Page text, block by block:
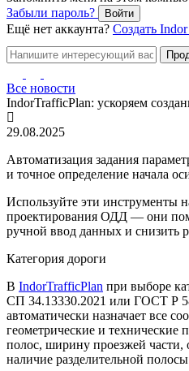
Забыли пароль?
Войти
Ещё нет аккаунта? Создать
Все новости
IndorTrafficPlan: ускоряем
29.08.2025
Автоматизация задания
и точное определение начала
Используйте эти инструменты
проектирования ОДД — они
ручной ввод данных и снизить
Категория дороги
В IndorTrafficPlan при выборе
СП 34.13330.2021 или ГОСТ Р
автоматически назначает все
геометрические и технические
полос, ширину проезжей части,
наличие разделительной